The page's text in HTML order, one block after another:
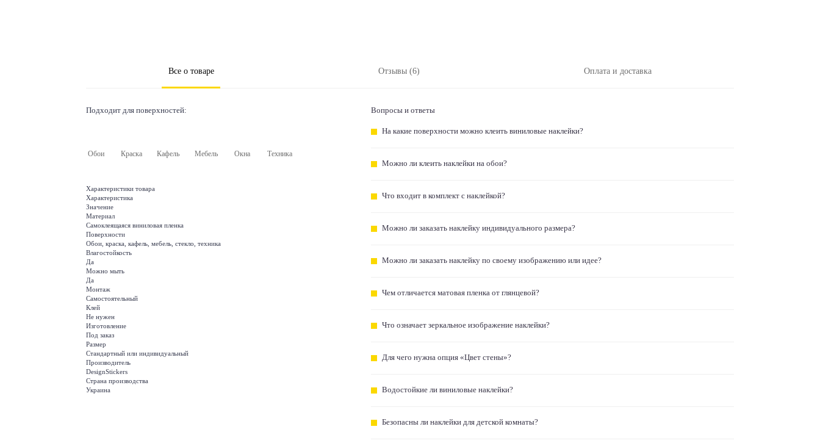
Все о товаре Отзывы (6) Оплата и доставка
Подходит для поверхностей:
Обои Краска Кафель Мебель Окна Техника
Характеристики товара
Характеристика
Значение
Материал
Самоклеящаяся виниловая пленка
Поверхности
Обои, краска, кафель, мебель, стекло, техника
Влагостойкость
Да
Можно мыть
Да
Монтаж
Самостоятельный
Клей
Не нужен
Изготовление
Под заказ
Размер
Стандартный или индивидуальный
Производитель
DesignStickers
Страна производства
Украина
Вопросы и ответы
На какие поверхности можно клеить виниловые наклейки?
Можно ли клеить наклейки на обои?
Что входит в комплект с наклейкой?
Можно ли заказать наклейку индивидуального размера?
Можно ли заказать наклейку по своему изображению или идее?
Чем отличается матовая пленка от глянцевой?
Что означает зеркальное изображение наклейки?
Для чего нужна опция «Цвет стены»?
Водостойкие ли виниловые наклейки?
Безопасны ли наклейки для детской комнаты?